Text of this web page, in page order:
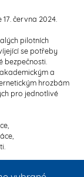
června 2024.
pilotních
se potřeby
a
hrozbám
pro jednotlivé